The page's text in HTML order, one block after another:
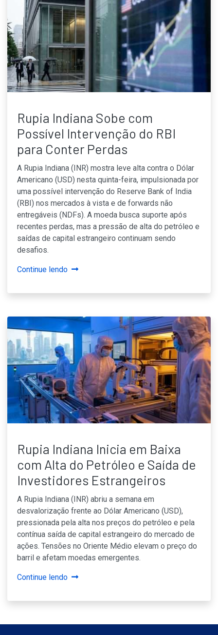
Rupia Indiana Sobe com
Possível Intervenção do RBI
para Conter Perdas
A Rupia Indiana (INR) mostra leve alta contra o Dólar
Americano (USD) nesta quinta-feira, impulsionada por
uma possível intervenção do Reserve Bank of India
(RBI) nos mercados à vista e de forwards não
entregáveis (NDFs). A moeda busca suporte após
recentes perdas, mas a pressão de alta do petróleo e
saídas de capital estrangeiro continuam sendo
desafios.
Continue lendo
Rupia Indiana Inicia em Baixa
com Alta do Petróleo e Saída de
Investidores Estrangeiros
A Rupia Indiana (INR) abriu a semana em
desvalorização frente ao Dólar Americano (USD),
pressionada pela alta nos preços do petróleo e pela
contínua saída de capital estrangeiro do mercado de
ações. Tensões no Oriente Médio elevam o preço do
barril e afetam moedas emergentes.
Continue lendo